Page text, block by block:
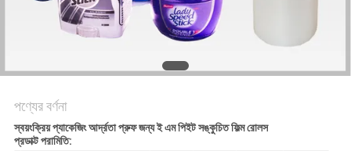
গোপনীয়তা
পণ্যের বর্ণনা
স্বয়ংক্রিয় প্যাকেজিং আর্দ্রতা প্রুফ জন্য ই এম পিইট সঙ্কুচিত ফিল্ম রোলস
প্রডাক্ট পরামিতি: